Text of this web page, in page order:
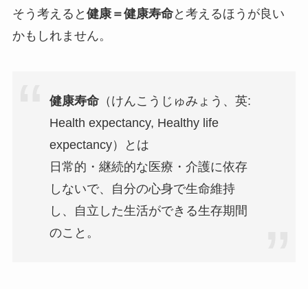
そう考えると 健康＝健康寿命と考えるほうが良い
かもしれません。
健康寿命（けんこうじゅみょう、英:
Health expectancy, Healthy life
expectancy）とは
日常的・継続的な医療・介護に依存
しないで、自分の心身で生命維持
し、自立した生活ができる生存期間
のこと。